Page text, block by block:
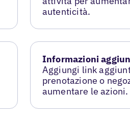
autenticità.
Informazioni
Aggiungi link
prenotazione o
aumentare le azioni.